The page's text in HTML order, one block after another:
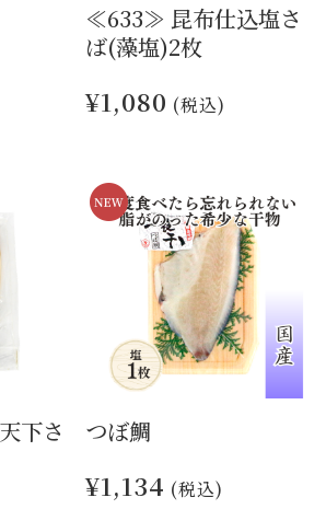
≪633≫ 昆布仕込塩さ
ば(藻塩)2枚
¥1,080 (税込)
下さ
つぼ鯛
¥1,134 (税込)